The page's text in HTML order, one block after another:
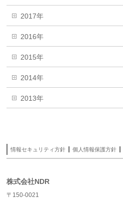
2017年
2016年
2015年
2014年
2013年
情報セキュリティ方針 個人情報保護方針
株式会社NDR
〒150-0021